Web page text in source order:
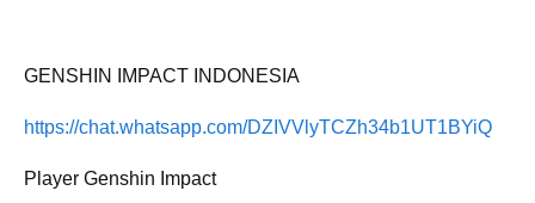
GENSHIN IMPACT INDONESIA
https://chat.whatsapp.com/DZIVVlyTCZh34b1UT1BYiQ
Player Genshin Impact